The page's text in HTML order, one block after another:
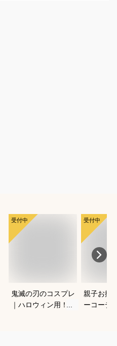
受付中
鬼滅の刃のコスプレ
｜ハロウィン用！キ
受付中
親子お揃
ーコーデ